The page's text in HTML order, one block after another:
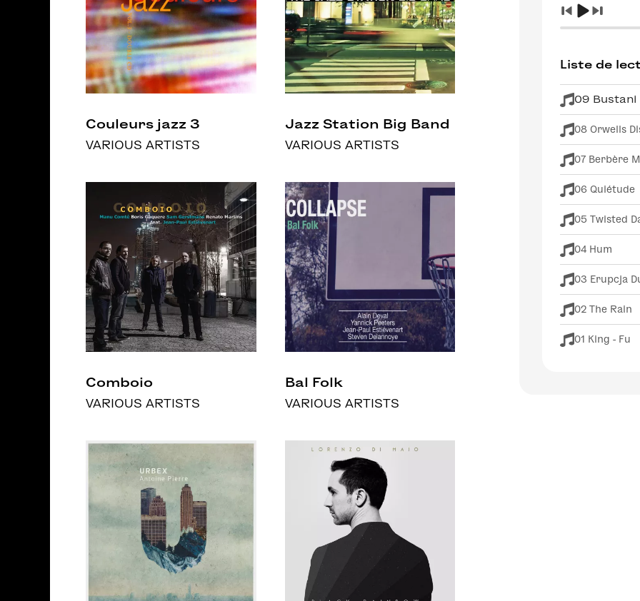
Couleurs jazz 3
VARIOUS ARTISTS
Jazz Station Big Band
VARIOUS ARTISTS
Comboio
VARIOUS ARTISTS
Bal Folk
VARIOUS ARTISTS
Liste de
09 Bustani
08 Orwells
07 Berbère
06 Quiétude
05 Twisted
04 Hum
03 Erupcja
02 The Rain
01 King - Fu